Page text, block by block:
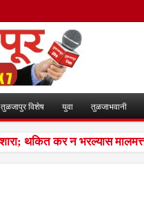
तुळजापुर विशेष युवा तुळजाभवानी
थकित कर न भरल्यास